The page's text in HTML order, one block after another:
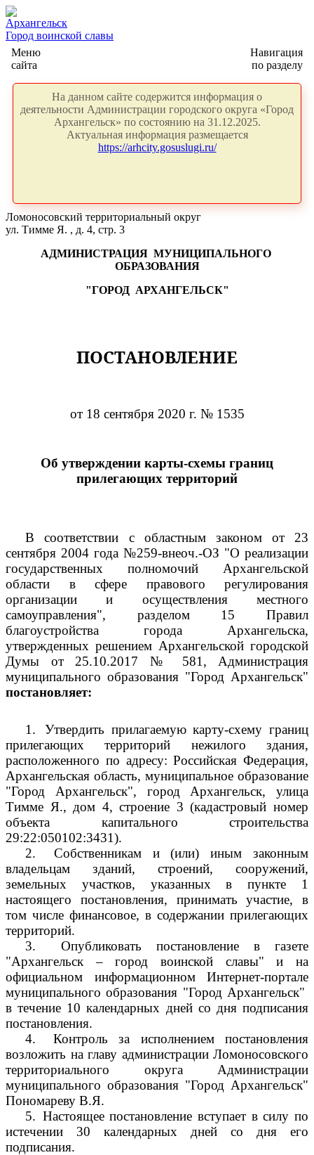
Архангельск
Город воинской славы
Меню
сайта
Навигация
по разделу
На данном сайте содержится информация о
деятельности Администрации городского округа «Город
Архангельск» по состоянию на 31.12.2025.
Актуальная информация размещается
https://arhcity.gosuslugi.ru/
Ломоносовский территориальный округ
ул. Тимме Я. , д. 4, стр. 3
АДМИНИСТРАЦИЯ МУНИЦИПАЛЬНОГО
ОБРАЗОВАНИЯ
"ГОРОД АРХАНГЕЛЬСК"
ПОСТАНОВЛЕНИЕ
от 18 сентября 2020 г. № 1535
Об утверждении карты-схемы границ
прилегающих территорий
В соответствии с областным законом от 23
сентября 2004 года №259-внеоч.-ОЗ "О реализации
государственных полномочий Архангельской
области в сфере правового регулирования
организации и осуществления местного
самоуправления", разделом 15 Правил
благоустройства города Архангельска,
утвержденных решением Архангельской городской
Думы от 25.10.2017 № 581, Администрация
муниципального образования "Город Архангельск"
постановляет:
1.
Утвердить прилагаемую карту-схему границ
прилегающих территорий нежилого здания,
расположенного по адресу: Российская Федерация,
Архангельская область, муниципальное образование
"Город Архангельск", город Архангельск, улица
Тимме Я., дом 4, строение 3 (кадастровый номер
объекта капитального строительства
29:22:050102:3431).
2.
Собственникам и (или) иным законным
владельцам зданий, строений, сооружений,
земельных участков, указанных в пункте 1
настоящего постановления, принимать участие, в
том числе финансовое, в содержании прилегающих
территорий.
3.
Опубликовать постановление в газете
"Архангельск – город воинской славы" и на
официальном информационном Интернет-портале
муниципального образования "Город Архангельск"
в течение 10 календарных дней со дня подписания
постановления.
4.
Контроль за исполнением постановления
возложить на главу администрации Ломоносовского
территориального округа Администрации
муниципального образования "Город Архангельск"
Пономареву В.Я.
5. Настоящее постановление вступает в силу по
истечении 30 календарных дней со дня его
подписания.